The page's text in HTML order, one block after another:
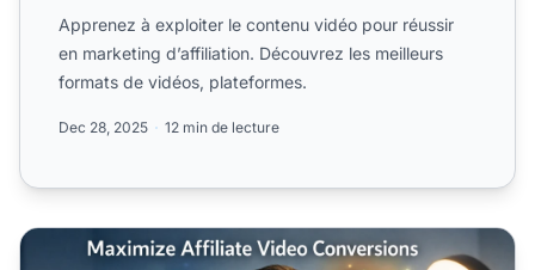
Apprenez à exploiter le contenu vidéo pour réussir
en marketing d’affiliation. Découvrez les meilleurs
formats de vidéos, plateformes.
Dec 28, 2025 12 min de lecture
maximiser les conversions avec les vidéos d'affiliation